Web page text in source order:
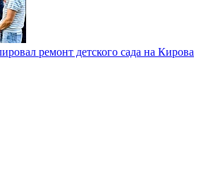
ремонт детского сада на Кирова